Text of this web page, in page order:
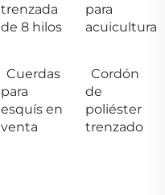
trenzada
de 8 hilos
para
acuicultura
Cuerdas
para
esquís en
venta
Cordón
de
poliéster
trenzado